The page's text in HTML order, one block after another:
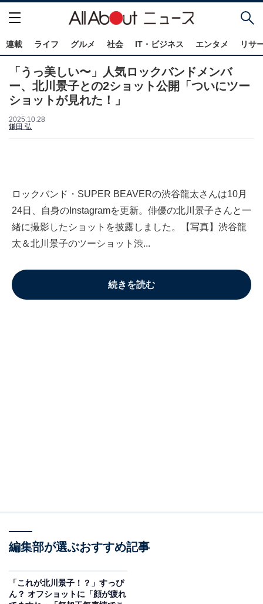
連載 ライフ グルメ 社会 IT・ビジネス エンタメ リサ
「うっ美しい〜」人気ロックバンドメンバ
ー、北川景子との2ショット公開「ついにツー
ショットが見れた！」
2025.10.28
鎌田 弘
ロックバンド・SUPER BEAVERの渋谷龍太さんは10月
24日、自身のInstagramを更新。俳優の北川景子さんと一
緒に撮影したショットを披露しました。【写真】渋谷龍
太＆北川景子のツーショット渋...
続きを読む
編集部が選ぶおすすめ記事
「これが北川景子！？」すっぴ
ん？ オフショットに「顔が疲れ